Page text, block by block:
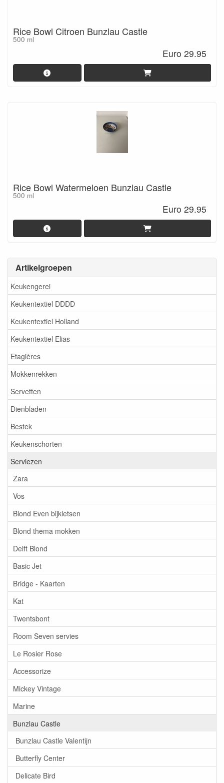
Artikelgroepen
Keukengerei
Keukentextiel DDDD
Keukentextiel Holland
Keukentextiel Elias
Etagières
Mokkenrekken
Servetten
Dienbladen
Bestek
Keukenschorten
Serviezen
Zara
Vos
Blond Even bijkletsen
Blond thema mokken
Delft Blond
Basic Jet
Bridge - Kaarten
Kat
Twentsbont
Room Seven servies
Le Rosier Rose
Accessorize
Mickey Vintage
Marine
Bunzlau Castle
Bunzlau Castle Valentijn
Butterfly Center
Delicate Bird
Rice Bowl Citroen Bunzlau Castle
500 ml
Euro 29.95
Rice Bowl Watermeloen Bunzlau Castle
500 ml
Euro 29.95